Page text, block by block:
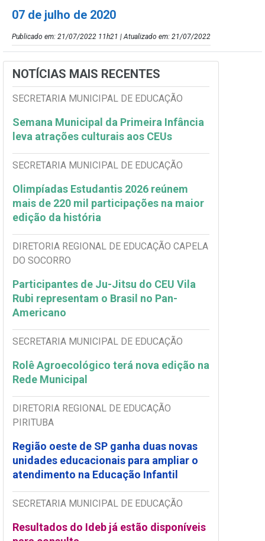
07 de julho de 2020
Publicado em: 21/07/2022 11h21 | Atualizado em: 21/07/2022
NOTÍCIAS MAIS RECENTES
SECRETARIA MUNICIPAL DE EDUCAÇÃO
Semana Municipal da Primeira Infância
leva atrações culturais aos CEUs
SECRETARIA MUNICIPAL DE EDUCAÇÃO
Olimpíadas Estudantis 2026 reúnem
mais de 220 mil participações na maior
edição da história
DIRETORIA REGIONAL DE EDUCAÇÃO CAPELA
DO SOCORRO
Participantes de Ju-Jitsu do CEU Vila
Rubi representam o Brasil no Pan-
Americano
SECRETARIA MUNICIPAL DE EDUCAÇÃO
Rolê Agroecológico terá nova edição na
Rede Municipal
DIRETORIA REGIONAL DE EDUCAÇÃO
PIRITUBA
Região oeste de SP ganha duas novas
unidades educacionais para ampliar o
atendimento na Educação Infantil
SECRETARIA MUNICIPAL DE EDUCAÇÃO
Resultados do Ideb já estão disponíveis